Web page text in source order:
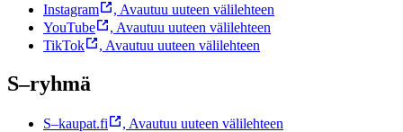
Instagram
, Avautuu uuteen välilehteen
YouTube
, Avautuu uuteen välilehteen
TikTok
, Avautuu uuteen välilehteen
S–ryhmä
S–kaupat.fi , Avautuu uuteen välilehteen